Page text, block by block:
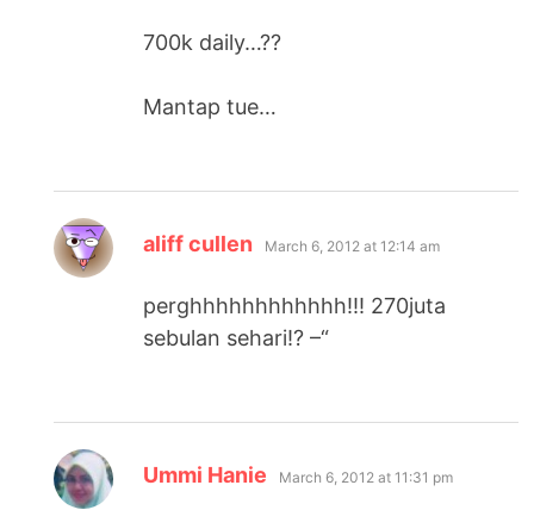
700k daily…??
Mantap tue…
aliff cullen says:
March 6, 2012 at 12:14 am
perghhhhhhhhhhhh!!! 270juta
sebulan sehari!? –“
Ummi Hanie says:
March 6, 2012 at 11:31 pm